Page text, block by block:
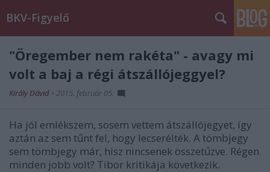
BKV-Figyelő
"Öregember nem rakéta" - avagy mi
volt a baj a régi átszállójeggyel?
Király Dávid • 2015. február 05.
Ha jól emlékszem, sosem vettem átszállójegyet, így
aztán az sem tűnt fel, hogy lecserélték. A tömbjegy
sem tömbjegy már, hisz nincsenek összetűzve. Régen
minden jobb volt? Tibor kritikája következik.